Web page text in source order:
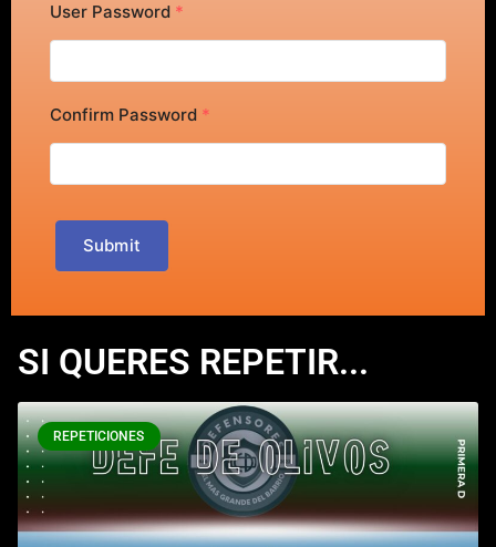
User Password *
Confirm Password *
Submit
SI QUERES REPETIR...
REPETICIONES